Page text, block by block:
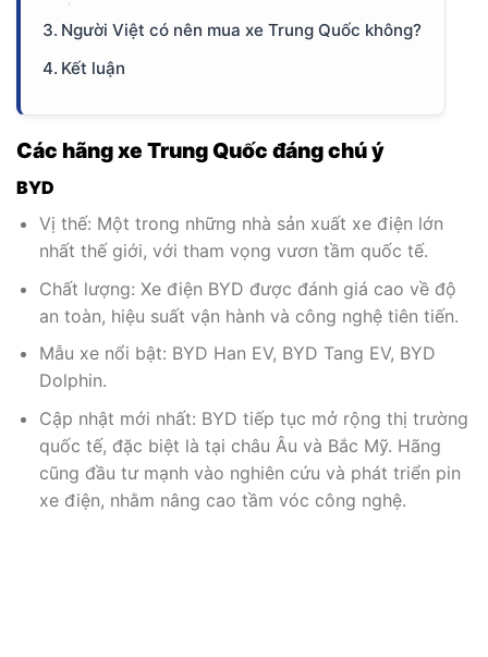
Người Việt có nên mua xe Trung Quốc không?
Kết luận
Các hãng xe Trung Quốc đáng chú ý
BYD
Vị thế: Một trong những nhà sản xuất xe điện lớn
nhất thế giới, với tham vọng vươn tầm quốc tế.
Chất lượng: Xe điện BYD được đánh giá cao về độ
an toàn, hiệu suất vận hành và công nghệ tiên tiến.
Mẫu xe nổi bật: BYD Han EV, BYD Tang EV, BYD
Dolphin.
Cập nhật mới nhất: BYD tiếp tục mở rộng thị trường
quốc tế, đặc biệt là tại châu Âu và Bắc Mỹ. Hãng
cũng đầu tư mạnh vào nghiên cứu và phát triển pin
xe điện, nhằm nâng cao tầm vóc công nghệ.